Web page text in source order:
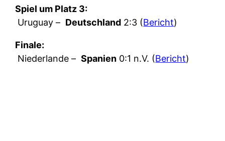
Spiel um Platz 3:
Uruguay – Deutschland 2:3 (Bericht)
Finale:
Niederlande – Spanien 0:1 n.V. (Bericht)